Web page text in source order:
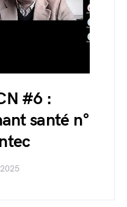
#6 :
santé n°